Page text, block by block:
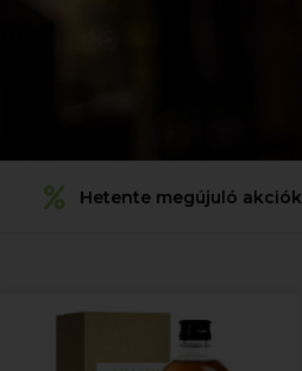
Hetente megújuló akciók